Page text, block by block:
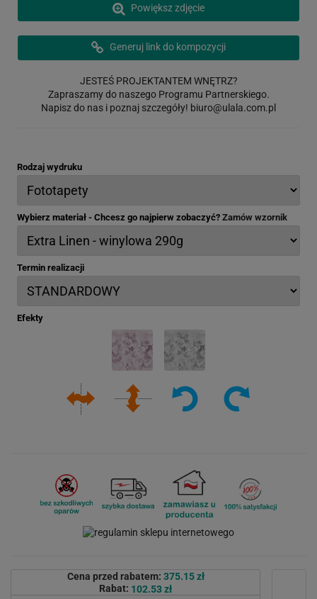
Powiększ zdjęcie
Generuj link do kompozycji
JESTEŚ PROJEKTANTEM WNĘTRZ?
Zapraszamy do naszego Programu Partnerskiego.
Napisz do nas i poznaj szczegóły! biuro@ulala.com.pl
Rodzaj wydruku
Wybierz materiał - Chcesz go najpierw zobaczyć? Zamów wzornik
Termin realizacji
Efekty
Cena przed rabatem: 375.15 zł
Rabat: 102.53 zł